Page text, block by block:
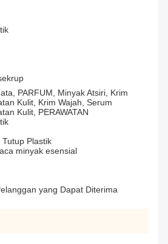
PARFUM, Minyak Atsiri, Krim
Kulit, Krim Wajah, Serum
Kulit, PERAWATAN
Tutup Plastik
minyak esensial
yang Dapat Diterima